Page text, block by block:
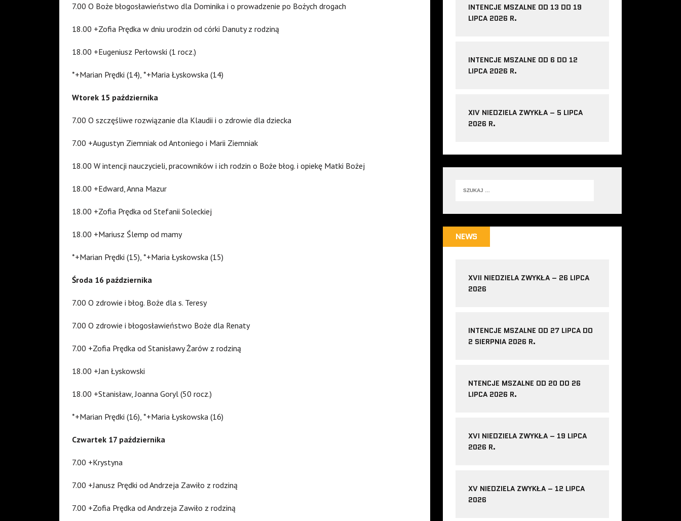
7.00 O Boże błogosławieństwo dla Dominika i o prowadzenie po Bożych drogach
18.00 +Zofia Prędka w dniu urodzin od córki Danuty z rodziną
18.00 +Eugeniusz Perłowski (1 rocz.)
*+Marian Prędki (14), *+Maria Łyskowska (14)
Wtorek 15 października
7.00 O szczęśliwe rozwiązanie dla Klaudii i o zdrowie dla dziecka
7.00 +Augustyn Ziemniak od Antoniego i Marii Ziemniak
18.00 W intencji nauczycieli, pracowników i ich rodzin o Boże błog. i opiekę Matki Bożej
18.00 +Edward, Anna Mazur
18.00 +Zofia Prędka od Stefanii Soleckiej
18.00 +Mariusz Ślemp od mamy
*+Marian Prędki (15), *+Maria Łyskowska (15)
Środa 16 października
7.00 O zdrowie i błog. Boże dla s. Teresy
7.00 O zdrowie i błogosławieństwo Boże dla Renaty
7.00 +Zofia Prędka od Stanisławy Żarów z rodziną
18.00 +Jan Łyskowski
18.00 +Stanisław, Joanna Goryl (50 rocz.)
*+Marian Prędki (16), *+Maria Łyskowska (16)
Czwartek 17 października
7.00 +Krystyna
7.00 +Janusz Prędki od Andrzeja Zawiło z rodziną
7.00 +Zofia Prędka od Andrzeja Zawiło z rodziną
INTENCJE MSZALNE OD 13 DO 19
LIPCA 2026 R.
INTENCJE MSZALNE OD 6 DO 12
LIPCA 2026 R.
XIV NIEDZIELA ZWYKŁA – 5 LIPCA
2026 R.
NEWS
XVII NIEDZIELA ZWYKŁA – 26 LIPCA
2026
INTENCJE MSZALNE OD 27 LIPCA DO
2 SIERPNIA 2026 R.
NTENCJE MSZALNE OD 20 DO 26
LIPCA 2026 R.
XVI NIEDZIELA ZWYKŁA – 19 LIPCA
2026 R.
XV NIEDZIELA ZWYKŁA – 12 LIPCA
2026